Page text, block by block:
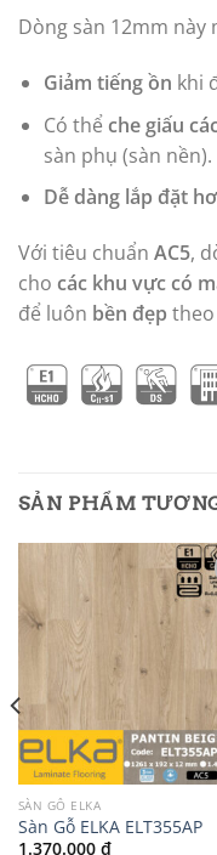
Dòng sàn 12mm này
Giảm tiếng ồn khi
Có thể che giấu
sàn phụ (sàn nền).
Dễ dàng lắp đặt
Với tiêu chuẩn AC5,
cho các khu vực có
để luôn bền đẹp
SẢN PHẨM
SÀN GỖ ELKA
Sàn Gỗ ELKA ELT355AP
1.370.000 ₫